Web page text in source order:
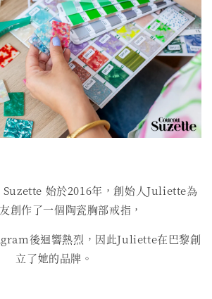
始於2016年，創始人Juliette為
創作了一個陶瓷胸部戒指，
後迴響熱烈，因此Juliette在巴黎創
立了她的品牌。